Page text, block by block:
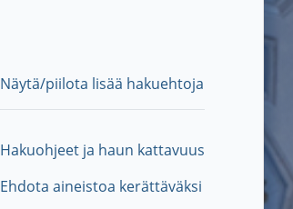
Näytä/piilota lisää hakuehtoja
Hakuohjeet ja haun kattavuus
Ehdota aineistoa kerättäväksi